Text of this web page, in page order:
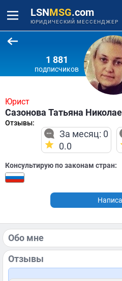
LSNMSG.com
ЮРИДИЧЕСКИЙ МЕССЕНДЖЕР
1 881
подписчиков
Юрист
Сазонова Татьяна
Отзывы:
За месяц: 0
0.0
Консультирую по законам стран:
Обо мне
Отзывы